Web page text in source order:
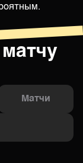
Матчи